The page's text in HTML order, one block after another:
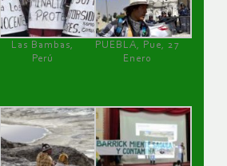
Las Bambas,
Perú
PUEBLA, Pue, 27
Enero